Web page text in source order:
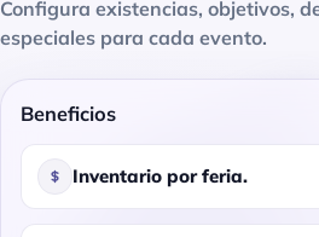
Configura existencias, objetivos,
especiales para cada evento.
Beneficios
Inventario por feria.